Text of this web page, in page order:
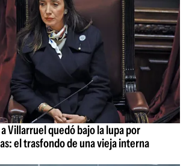
Villarruel quedó bajo la lupa por
el trasfondo de una vieja interna